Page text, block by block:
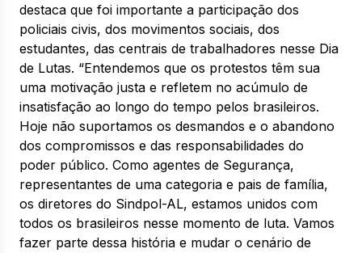
destaca que foi importante a participação dos
policiais civis, dos movimentos sociais, dos
estudantes, das centrais de trabalhadores nesse Dia
de Lutas. “Entendemos que os protestos têm sua
uma motivação justa e refletem no acúmulo de
insatisfação ao longo do tempo pelos brasileiros.
Hoje não suportamos os desmandos e o abandono
dos compromissos e das responsabilidades do
poder público. Como agentes de Segurança,
representantes de uma categoria e pais de família,
os diretores do Sindpol-AL, estamos unidos com
todos os brasileiros nesse momento de luta. Vamos
fazer parte dessa história e mudar o cenário de